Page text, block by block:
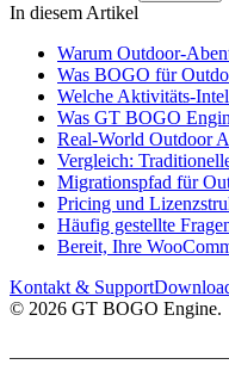
In diesem Artikel
Warum Outdoor-
Was BOGO für
Welche Aktivitäts-
Was GT BOGO
Real-World Outdoor
Vergleich:
Migrationspfad für
Pricing und
Häufig gestellte
Bereit, Ihre
Kontakt & Support
© 2026 GT BOGO Engine.